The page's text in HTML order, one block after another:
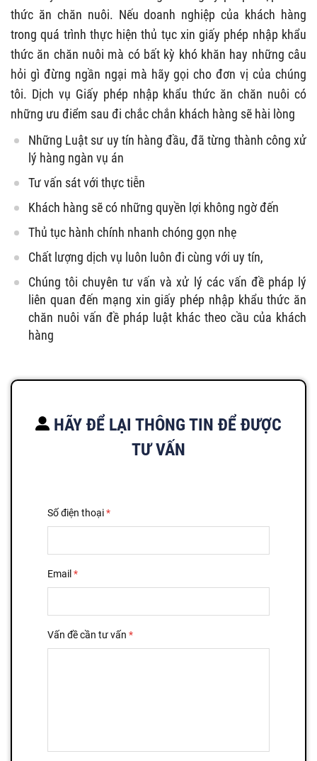
thức ăn chăn nuôi. Nếu doanh nghiệp của khách hàng
trong quá trình thực hiện thủ tục xin giấy phép nhập khẩu
thức ăn chăn nuôi mà có bất kỳ khó khăn hay những câu
hỏi gì đừng ngần ngại mà hãy gọi cho đơn vị của chúng
tôi. Dịch vụ Giấy phép nhập khẩu thức ăn chăn nuôi có
những ưu điểm sau đi chắc chắn khách hàng sẽ hài lòng
Những Luật sư uy tín hàng đầu, đã từng thành công xử
lý hàng ngàn vụ án
Tư vấn sát với thực tiễn
Khách hàng sẽ có những quyền lợi không ngờ đến
Thủ tục hành chính nhanh chóng gọn nhẹ
Chất lượng dịch vụ luôn luôn đi cùng với uy tín,
Chúng tôi chuyên tư vấn và xử lý các vấn đề pháp lý
liên quan đến mạng xin giấy phép nhập khẩu thức ăn
chăn nuôi vấn đề pháp luật khác theo cầu của khách
hàng
HÃY ĐỂ LẠI THÔNG TIN ĐỂ ĐƯỢC
TƯ VẤN